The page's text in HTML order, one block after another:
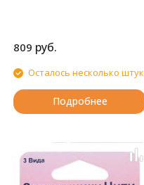
809 руб.
Осталось несколько штук
Подробнее